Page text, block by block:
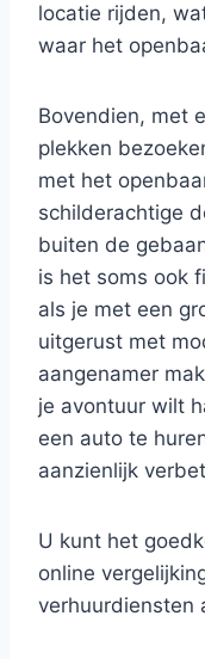
locatie rijden,
waar het
Bovendien, met
plekken
met het
schilderachtige
buiten de
is het soms ook
als je met een
uitgerust met
aangenamer
je avontuur wilt
een auto te
aanzienlijk
U kunt het
online
verhuurdiensten